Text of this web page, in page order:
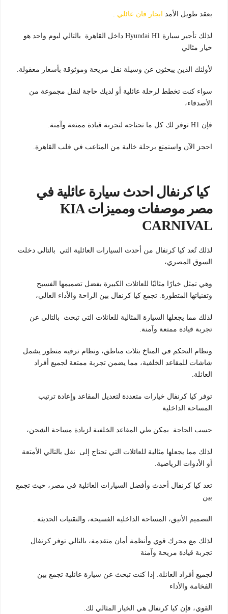
بعقد طويل الأمد ايجار فان عائلي .
لذلك تأجير سيارة Hyundai H1 داخل القاهرة بالتالي ليوم واحد هو
خيار مثالي
لأولئك الذين يبحثون عن وسيلة نقل مريحة وموثوقة بأسعار معقولة.
سواء كنت تخطط لرحلة عائلية أو لديك حاجة لنقل مجموعة من
الأصدقاء،
فإن H1 توفر لك كل ما تحتاجه لتجربة قيادة ممتعة وآمنة.
احجز الآن واستمتع برحلة خالية من المتاعب في قلب القاهرة.
كيا كرنفال احدث سيارة عائلية في
مصر موصفات ومميزات KIA
CARNIVAL
لذلك تُعد كيا كرنفال من أحدث السيارات العائلية التي بالتالي دخلت
السوق المصري،
وهي تمثل خيارًا مثاليًا للعائلات الكبيرة بفضل تصميمها الفسيح
وتقنياتها المتطورة. تجمع كيا كرنفال بين الراحة والأداء العالي،
لذلك مما يجعلها السيارة المثالية للعائلات التي تبحث بالتالي عن
تجربة قيادة ممتعة وآمنة.
ونظام التحكم في المناخ بثلاث مناطق، ونظام ترفيه متطور يشمل
شاشات للمقاعد الخلفية، مما يضمن تجربة ممتعة لجميع أفراد
العائلة.
توفر كيا كرنفال خيارات متعددة لتعديل المقاعد وإعادة ترتيب
المساحة الداخلية
حسب الحاجة. يمكن طي المقاعد الخلفية لزيادة مساحة الشحن،
لذلك مما يجعلها مثالية للعائلات التي تحتاج إلى نقل بالتالي الأمتعة
أو الأدوات الرياضية.
تعد كيا كرنفال أحدث وأفضل السيارات العائلية في مصر، حيث تجمع
بين
التصميم الأنيق، المساحة الداخلية الفسيحة، والتقنيات الحديثة .
لذلك مع محرك قوي وأنظمة أمان متقدمة، بالتالي توفر كرنفال
تجربة قيادة مريحة وآمنة
لجميع أفراد العائلة. إذا كنت تبحث عن سيارة عائلية تجمع بين
الفخامة والأداء
القوي، فإن كيا كرنفال هي الخيار المثالي لك.